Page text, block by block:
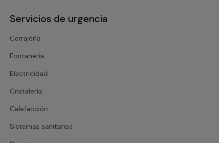
Servicios de urgencia
Cerrajería
Fontanería
Electricidad
Cristalería
Calefacción
Sistemas sanitarios